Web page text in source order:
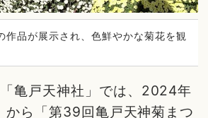
作品が展示され、色鮮やかな菊花を観
亀戸天神社」では、2024年
ら「第39回亀戸天神菊まつ